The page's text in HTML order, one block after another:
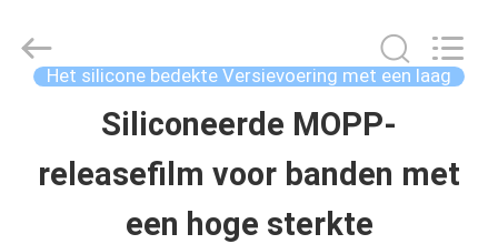
Material
Technology
(Shanghai)
Het silicone bedekte Versievoering met een laag
Siliconeerde MOPP-
releasefilm voor banden met
een hoge sterkte